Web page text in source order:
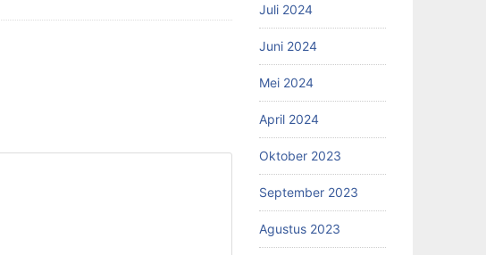
Juli 2024
Juni 2024
Mei 2024
April 2024
Oktober 2023
September 2023
Agustus 2023